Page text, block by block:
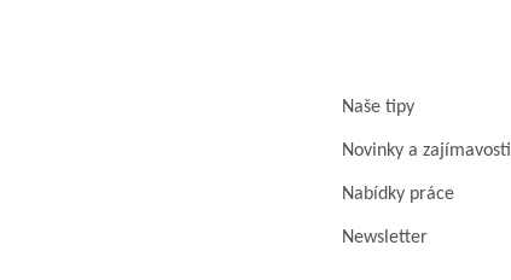
Naše tipy
Novinky a zajímavosti
Nabídky práce
Newsletter